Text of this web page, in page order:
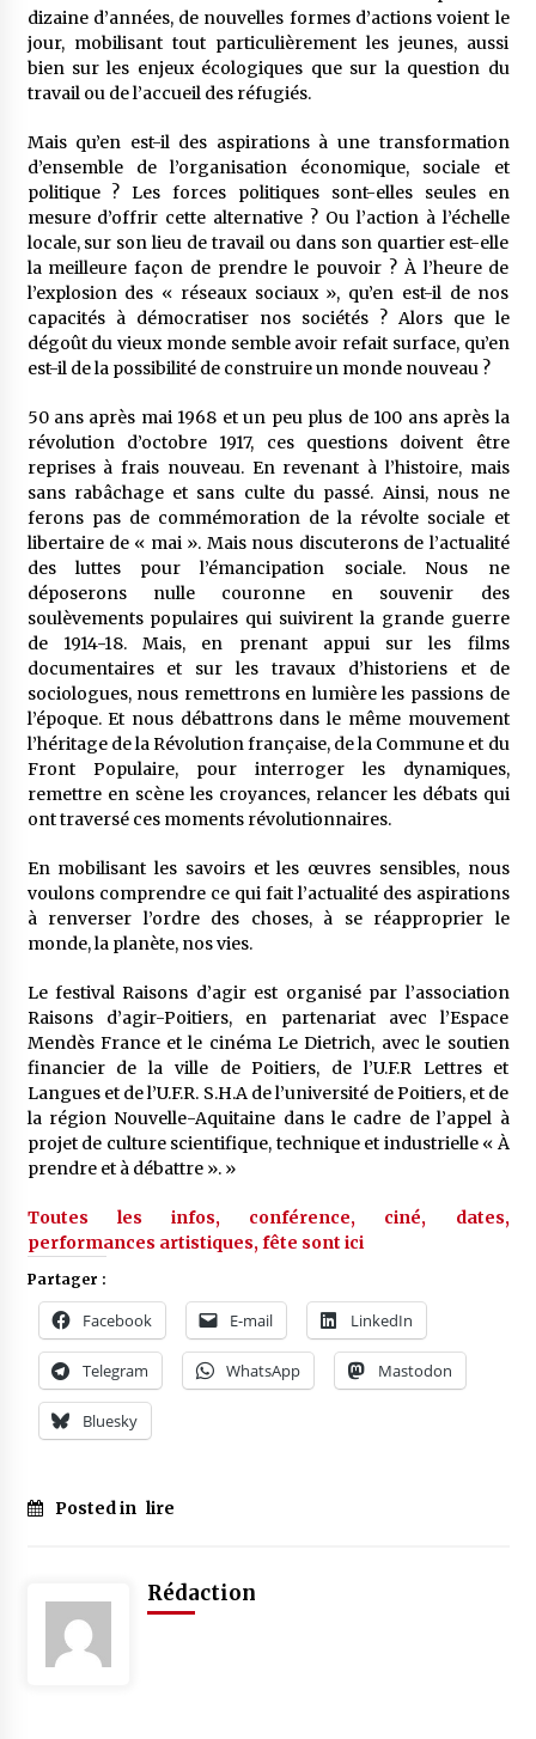
dizaine d’années, de nouvelles formes d’actions voient le
jour, mobilisant tout particulièrement les jeunes, aussi
bien sur les enjeux écologiques que sur la question du
travail ou de l’accueil des réfugiés.
Mais qu’en est-il des aspirations à une transformation
d’ensemble de l’organisation économique, sociale et
politique ? Les forces politiques sont-elles seules en
mesure d’offrir cette alternative ? Ou l’action à l’échelle
locale, sur son lieu de travail ou dans son quartier est-elle
la meilleure façon de prendre le pouvoir ? À l’heure de
l’explosion des « réseaux sociaux », qu’en est-il de nos
capacités à démocratiser nos sociétés ? Alors que le
dégoût du vieux monde semble avoir refait surface, qu’en
est-il de la possibilité de construire un monde nouveau ?
50 ans après mai 1968 et un peu plus de 100 ans après la
révolution d’octobre 1917, ces questions doivent être
reprises à frais nouveau. En revenant à l’histoire, mais
sans rabâchage et sans culte du passé. Ainsi, nous ne
ferons pas de commémoration de la révolte sociale et
libertaire de « mai ». Mais nous discuterons de l’actualité
des luttes pour l’émancipation sociale. Nous ne
déposerons nulle couronne en souvenir des
soulèvements populaires qui suivirent la grande guerre
de 1914-18. Mais, en prenant appui sur les films
documentaires et sur les travaux d’historiens et de
sociologues, nous remettrons en lumière les passions de
l’époque. Et nous débattrons dans le même mouvement
l’héritage de la Révolution française, de la Commune et du
Front Populaire, pour interroger les dynamiques,
remettre en scène les croyances, relancer les débats qui
ont traversé ces moments révolutionnaires.
En mobilisant les savoirs et les œuvres sensibles, nous
voulons comprendre ce qui fait l’actualité des aspirations
à renverser l’ordre des choses, à se réapproprier le
monde, la planète, nos vies.
Le festival Raisons d’agir est organisé par l’association
Raisons d’agir-Poitiers, en partenariat avec l’Espace
Mendès France et le cinéma Le Dietrich, avec le soutien
financier de la ville de Poitiers, de l’U.F.R Lettres et
Langues et de l’U.F.R. S.H.A de l’université de Poitiers, et de
la région Nouvelle-Aquitaine dans le cadre de l’appel à
projet de culture scientifique, technique et industrielle « À
prendre et à débattre ». »
Toutes les infos, conférence, ciné, dates,
performances artistiques, fête sont ici
Partager :
Facebook E-mail LinkedIn
Telegram WhatsApp Mastodon
Bluesky
Posted in lire
Rédaction